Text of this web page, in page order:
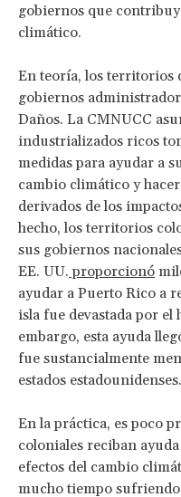
gobiernos que
climático.
En teoría, los territorios
gobiernos
Daños. La CMNUCC
industrializados ricos
medidas para ayudar a
cambio climático y
derivados de los
hecho, los territorios
sus gobiernos
EE. UU. proporcionó
ayudar a Puerto Rico a
isla fue devastada por
embargo, esta ayuda
fue sustancialmente
estados estadounidenses.
En la práctica, es poco
coloniales reciban
efectos del cambio
mucho tiempo